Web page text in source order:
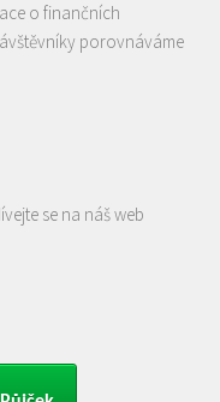
o finančních
porovnáváme
se na náš web